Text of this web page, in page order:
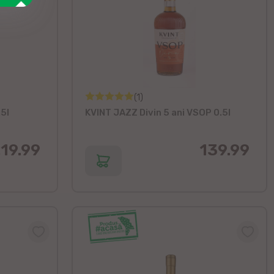
(1)
KVINT JAZZ Divin 5 ani VSOP 0.5l
139.99